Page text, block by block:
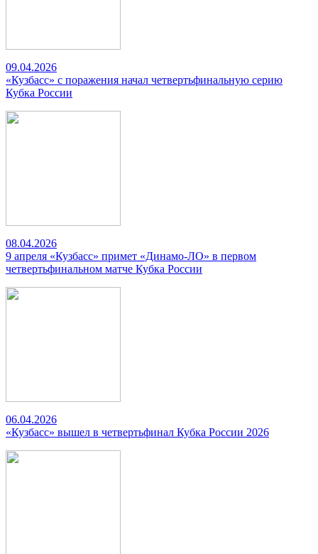
09.04.2026
«Кузбасс» с поражения начал четвертьфинальную серию
Кубка России
08.04.2026
9 апреля «Кузбасс» примет «Динамо-ЛО» в первом
четвертьфинальном матче Кубка России
06.04.2026
«Кузбасс» вышел в четвертьфинал Кубка России 2026